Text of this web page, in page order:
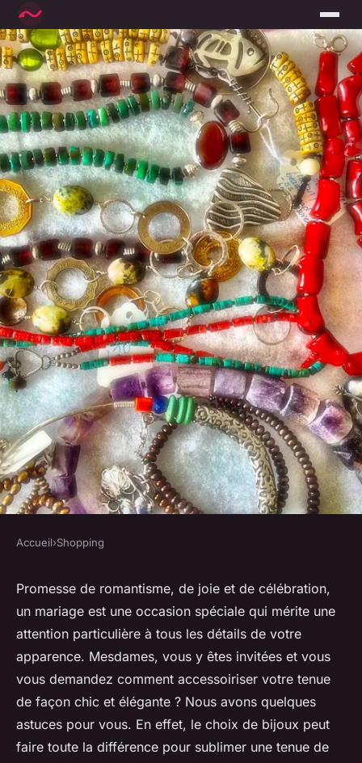
SHOPPING
Quelles astuces pour
sélectionner des bijoux qui
mettent en valeur des tenues
de mariage invité ?
herbert•5 mars 2024•3 min de lecture
Accueil›Shopping
Promesse de romantisme, de joie et de célébration,
un mariage est une occasion spéciale qui mérite une
attention particulière à tous les détails de votre
apparence. Mesdames, vous y êtes invitées et vous
vous demandez comment accessoiriser votre tenue
de façon chic et élégante ? Nous avons quelques
astuces pour vous. En effet, le choix de bijoux peut
faire toute la différence pour sublimer une tenue de